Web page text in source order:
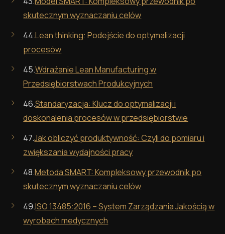
skutecznym wyznaczaniu celów
44.Lean thinking: Podejście do optymalizacji
procesów
45.Wdrażanie Lean Manufacturing w
Przedsiębiorstwach Produkcyjnych
46.Standaryzacja: Klucz do optymalizacji i
doskonalenia procesów w przedsiębiorstwie
47.Jak obliczyć produktywność: Czyli do pomiaru i
zwiększania wydajności pracy
48.Metoda SMART: Kompleksowy przewodnik po
skutecznym wyznaczaniu celów
49.ISO 13485:2016 – System Zarządzania Jakością w
wyrobach medycznych